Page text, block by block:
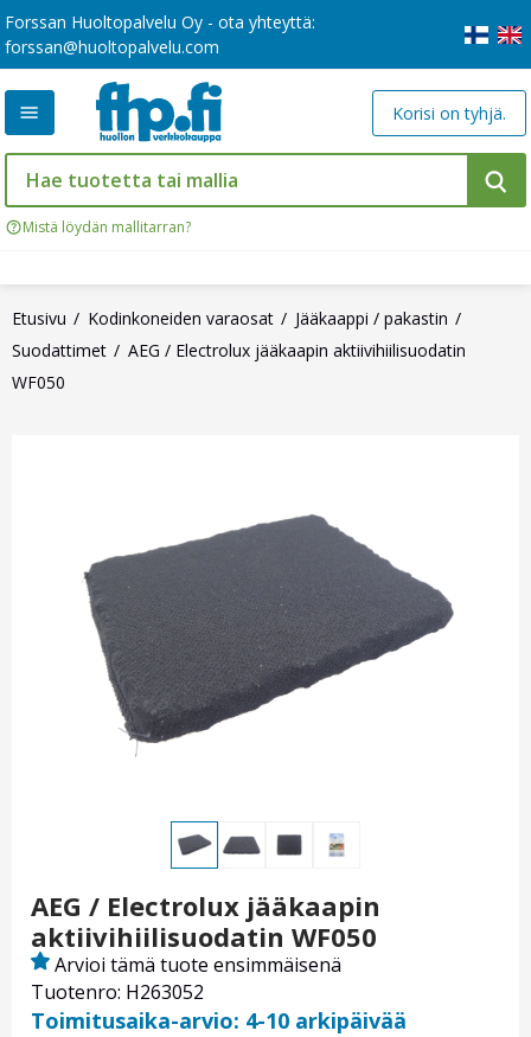
Forssan Huoltopalvelu Oy - ota yhteyttä:
forssan@huoltopalvelu.com
Mistä löydän mallitarran?
Korisi on tyhjä.
Etusivu Kodinkoneiden varaosat
Jääkaappi / pakastin
Suodattimet
AEG / Electrolux jääkaapin aktiivihiilisuodatin
WF050
AEG / Electrolux jääkaapin
aktiivihiilisuodatin WF050
Tuotenro: H263052
Arvioi tämä tuote ensimmäisenä
Toimitusaika-arvio: 4-10 arkipäivää